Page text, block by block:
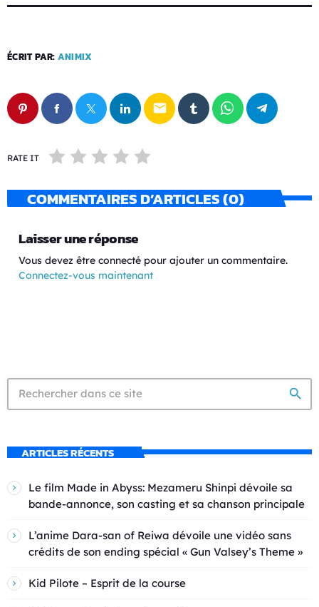
ÉCRIT PAR: ANIMIX
email
RATE IT
COMMENTAIRES D’ARTICLES (0)
Laisser une réponse
Vous devez être connecté pour ajouter un commentaire.
Connectez-vous maintenant
search
ARTICLES RÉCENTS
Le film Made in Abyss: Mezameru Shinpi dévoile sa
bande-annonce, son casting et sa chanson principale
L’anime Dara-san of Reiwa dévoile une vidéo sans
crédits de son ending spécial « Gun Valsey’s Theme »
Kid Pilote – Esprit de la course